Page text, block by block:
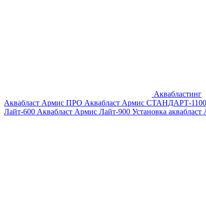
Аквабластинг
Аквабласт Армис ПРО Аквабласт Армис СТАНДАРТ-1100
Лайт-600 Аквабласт Армис Лайт-900 Установка